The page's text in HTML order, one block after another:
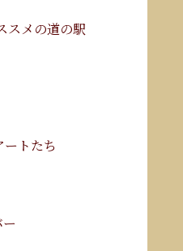
スメの道の駅
トたち